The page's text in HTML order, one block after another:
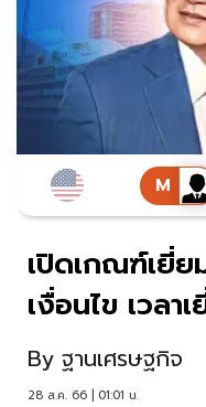
เปิดเกณฑ์เยี่
เงื่อนไข เวลา
By ฐานเศรษฐกิจ
28 ส.ค. 66 | 01:01 น.